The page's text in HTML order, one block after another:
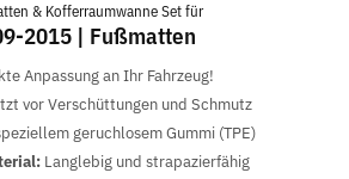
& Kofferraumwanne Set für
2015 | Fußmatten
Anpassung an Ihr Fahrzeug!
vor Verschüttungen und Schmutz
geruchlosem Gummi (TPE)
Langlebig und strapazierfähig